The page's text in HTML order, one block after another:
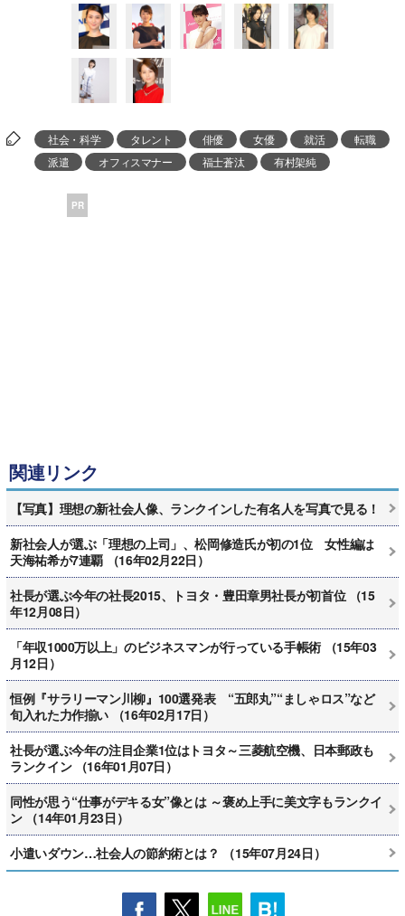
社会・科学 タレント 俳優 女優 就活
転職
派遣
オフィスマナー 福士蒼汰 有村架純
PR
関連リンク
【写真】理想の新社会人像、ランクインした有名人を写真で見る！
新社会人が選ぶ「理想の上司」、松岡修造氏が初の1位 女性編は
天海祐希が7連覇 （16年02月22日）
社長が選ぶ今年の社長2015、トヨタ・豊田章男社長が初首位 （15
年12月08日）
「年収1000万以上」のビジネスマンが行っている手帳術 （15年03
月12日）
恒例『サラリーマン川柳』100選発表 “五郎丸”“ましゃロス”など
旬入れた力作揃い （16年02月17日）
社長が選ぶ今年の注目企業1位はトヨタ～三菱航空機、日本郵政も
ランクイン （16年01月07日）
同性が思う“仕事がデキる女”像とは ～褒め上手に美文字もランクイ
ン （14年01月23日）
小遣いダウン…社会人の節約術とは？ （15年07月24日）